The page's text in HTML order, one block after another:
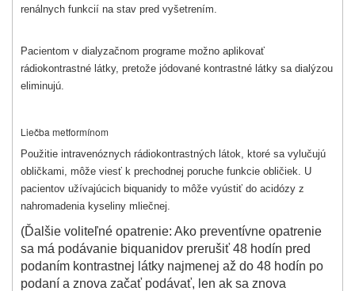
renálnych funkcií na stav pred vyšetrením.
Pacientom v dialyzačnom programe možno aplikovať
rádiokontrastné látky, pretože jódované kontrastné látky sa dialýzou
eliminujú.
Liečba metformínom
Použitie intravenóznych rádiokontrastných látok, ktoré sa vylučujú
obličkami, môže viesť k prechodnej poruche funkcie obličiek. U
pacientov užívajúcich biquanidy to môže vyústiť do acidózy z
nahromadenia kyseliny mliečnej.
(Ďalšie voliteľné opatrenie: Ako preventívne opatrenie
sa má podávanie biquanidov prerušiť 48 hodín pred
podaním kontrastnej látky najmenej až do 48 hodín po
podaní a znova začať podávať, len ak sa znova